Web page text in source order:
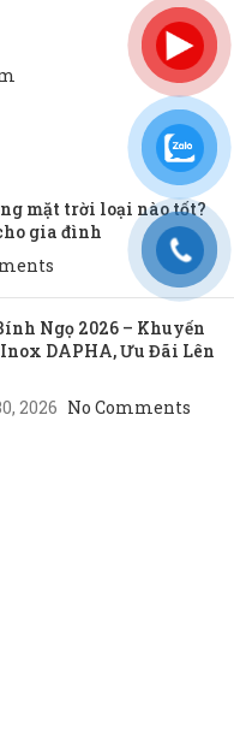
mặt trời loại nào tốt?
gia đình
Ngọ 2026 – Khuyến
DAPHA, Ưu Đãi Lên
2026 No Comments